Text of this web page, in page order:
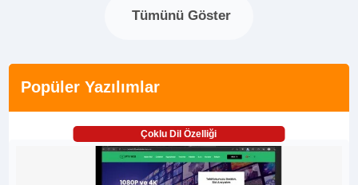
Tümünü Göster
Popüler Yazılımlar
Çoklu Dil Özelliği